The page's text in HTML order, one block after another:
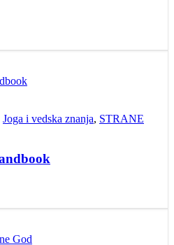
Joga i vedska znanja, STRANE